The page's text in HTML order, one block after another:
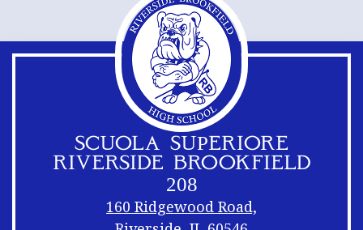
SCUOLA SUPERIORE
RIVERSIDE BROOKFIELD
208
160 Ridgewood Road,